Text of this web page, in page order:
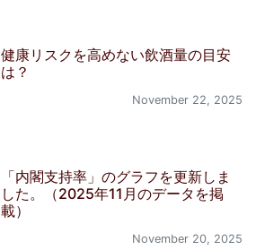
健康リスクを高めない飲酒量の目安
は？
November 22, 2025
「内閣支持率」のグラフを更新しま
した。（2025年11月のデータを掲
載）
November 20, 2025